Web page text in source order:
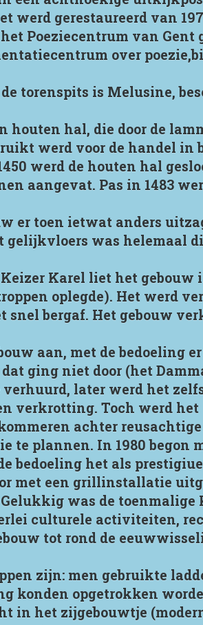
werd gerestaureerd van
Poeziecentrum van
over
torenspits is Melusine,
houten hal, die door de
werd voor de handel in
werd de houten hal
aangevat. Pas in 1483
er toen ietwat anders
gelijkvloers was helemaal
Karel liet het gebouw
oplegde). Het werd
bergaf. Het gebouw
aan, met de bedoeling
ging niet door (het
later werd het
verkrotting. Toch werd
achter
te plannen. In 1980 begon
bedoeling het als
met een grillinstallatie
was de toenmalige
culturele activiteiten,
tot rond de
zijn: men gebruikte
konden opgetrokken
in het zijgebouwtje